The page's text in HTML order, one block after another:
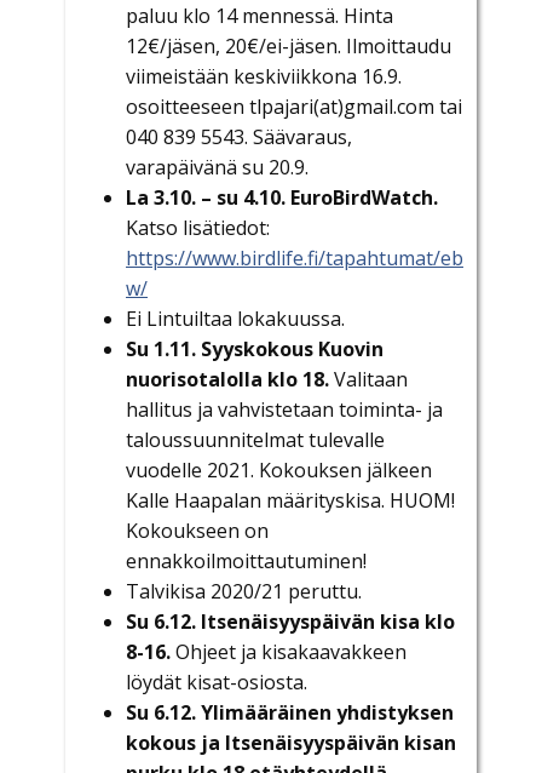
paluu klo 14 mennessä. Hinta
12€/jäsen, 20€/ei-jäsen. Ilmoittaudu
viimeistään keskiviikkona 16.9.
osoitteeseen tlpajari(at)gmail.com tai
040 839 5543. Säävaraus,
varapäivänä su 20.9.
La 3.10. – su 4.10. EuroBirdWatch.
Katso lisätiedot:
https://www.birdlife.fi/tapahtumat/eb
w/
Ei Lintuiltaa lokakuussa.
Su 1.11. Syyskokous Kuovin
nuorisotalolla klo 18.Valitaan
hallitus ja vahvistetaan toiminta- ja
taloussuunnitelmat tulevalle
vuodelle 2021. Kokouksen jälkeen
Kalle Haapalan määrityskisa. HUOM!
Kokoukseen on
ennakkoilmoittautuminen!
Talvikisa 2020/21 peruttu.
Su 6.12. Itsenäisyyspäivän kisa klo
8-16.Ohjeet ja kisakaavakkeen
löydät kisat-osiosta.
Su 6.12. Ylimääräinen yhdistyksen
kokous ja Itsenäisyyspäivän kisan